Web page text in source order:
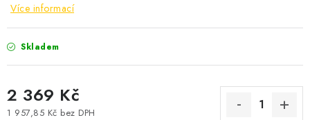
Více informací
Skladem
2 369 Kč
1 957,85 Kč bez DPH